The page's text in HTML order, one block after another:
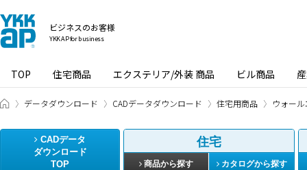
ビジネスのお客様
YKK AP for business
TOP 住宅商品 エクステリア/外装 商品 ビル商品
ビジネスのお客様 HOME
データダウンロード CADデータダウンロード 住宅用商品 ウォー
CADデータ
ダウンロード
TOP
住宅
商品から探す カタログから探す